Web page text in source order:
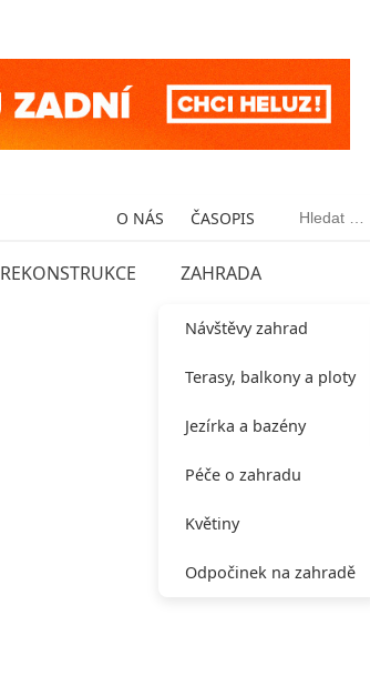
O NÁS ČASOPIS Vyhledávání
REKONSTRUKCE ZAHRADA
Návštěvy zahrad
Terasy, balkony a ploty
Jezírka a bazény
Péče o zahradu
Květiny
Odpočinek na zahradě